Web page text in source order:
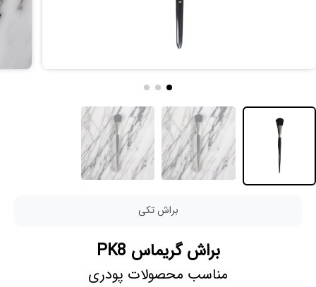
براش تکی
براش گریماس PK8
مناسب محصولات پودری